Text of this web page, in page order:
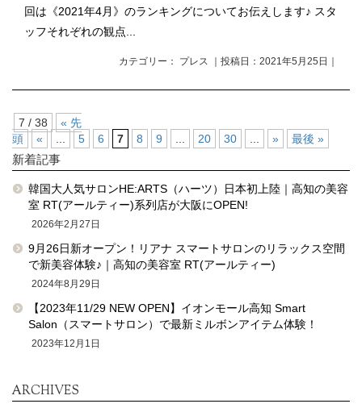
回は《2021年4月》のランキングについてお伝えします♪ スタ
ッフそれぞれの観点...
カテゴリー： プレス ｜投稿日：2021年5月25日｜
7 / 38
« 先
頭
« 5 6 7 8 9 20 30 » 最後 »
新着記事
韓国大人気サロンHE:ARTS（ハーツ）日本初上陸｜高知の美容
室 RT(アールティー)系列店が大阪にOPEN!
2026年2月27日
9月26日新オープン！リアナ スマートサロンのリラックス空間
で新美容体験♪｜高知の美容室 RT(アールティー)
2024年8月29日
【2023年11/29 NEW OPEN】イオンモール高知 Smart
Salon（スマートサロン）で最新ミルボンアイテム体験！
2023年12月1日
ARCHIVES